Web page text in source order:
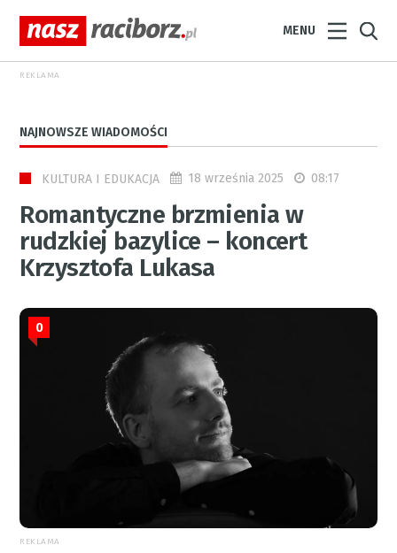
MENU
REKLAMA
NAJNOWSZE WIADOMOŚCI
KULTURA I EDUKACJA 18 września 2025 08:17
Romantyczne brzmienia w
rudzkiej bazylice – koncert
Krzysztofa Lukasa
0
REKLAMA